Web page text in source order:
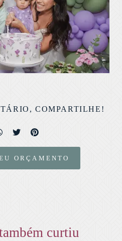
COMPARTILHE!
ORÇAMENTO
curtiu